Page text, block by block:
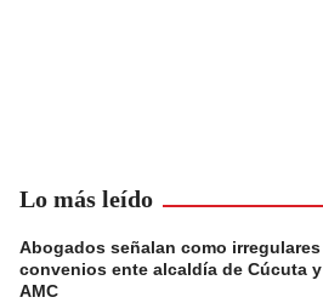
Lo más leído
Abogados señalan como irregulares
convenios ente alcaldía de Cúcuta y
AMC